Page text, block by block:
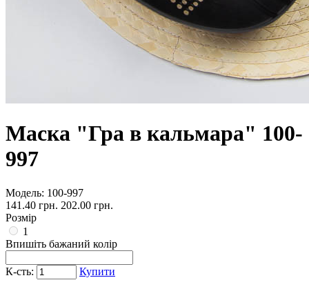
Маска "Гра в кальмара" 100-
997
Модель: 100-997
141.40 грн. 202.00 грн.
Розмір
1
Впишіть бажаний колір
К-сть: Купити